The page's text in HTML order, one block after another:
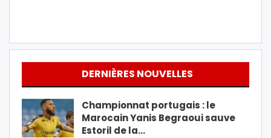
DERNIÈRES NOUVELLES
Championnat portugais : le
Marocain Yanis Begraoui sauve
Estoril de la…